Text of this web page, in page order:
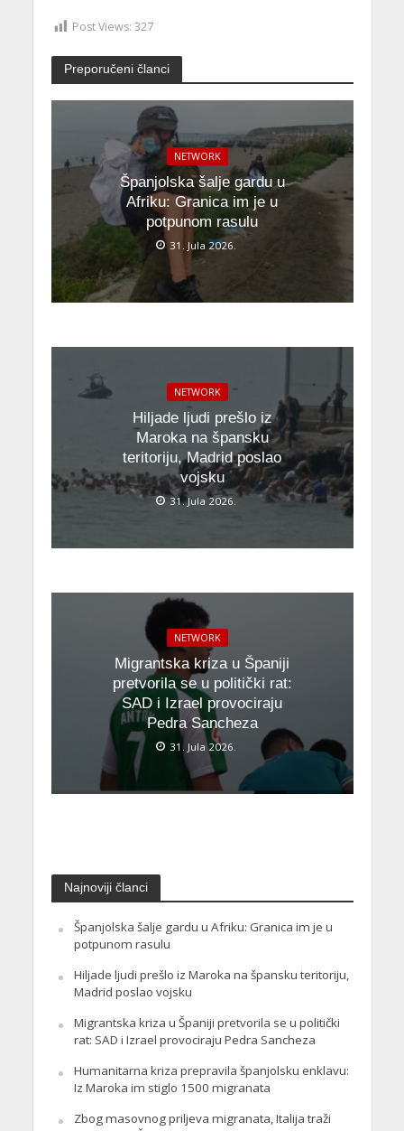
Post Views: 327
Preporučeni članci
NETWORK
Španjolska šalje gardu u
Afriku: Granica im je u
potpunom rasulu
31. Jula 2026.
NETWORK
Hiljade ljudi prešlo iz
Maroka na špansku
teritoriju, Madrid poslao
vojsku
31. Jula 2026.
NETWORK
Migrantska kriza u Španiji
pretvorila se u politički rat:
SAD i Izrael provociraju
Pedra Sancheza
31. Jula 2026.
Najnoviji članci
Španjolska šalje gardu u Afriku: Granica im je u
potpunom rasulu
Hiljade ljudi prešlo iz Maroka na špansku teritoriju,
Madrid poslao vojsku
Migrantska kriza u Španiji pretvorila se u politički
rat: SAD i Izrael provociraju Pedra Sancheza
Humanitarna kriza prepravila španjolsku enklavu:
Iz Maroka im stiglo 1500 migranata
Zbog masovnog priljeva migranata, Italija traži